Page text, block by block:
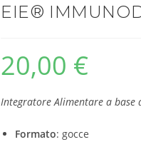
EIE®
20,00 €
Integratore Alimentare a
Formato: gocce